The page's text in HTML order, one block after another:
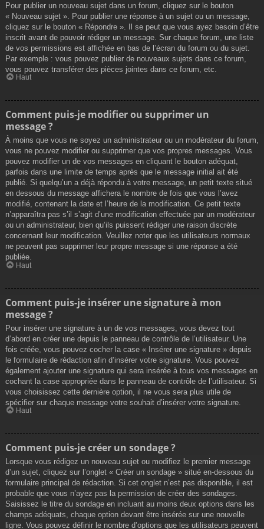
Pour publier un nouveau sujet dans un forum, cliquez sur le bouton
« Nouveau sujet ». Pour publier une réponse à un sujet ou un message,
cliquez sur le bouton « Répondre ». Il se peut que vous ayez besoin d’être
inscrit avant de pouvoir rédiger un message. Sur chaque forum, une liste
de vos permissions est affichée en bas de l’écran du forum ou du sujet.
Par exemple : vous pouvez publier de nouveaux sujets dans ce forum,
vous pouvez transférer des pièces jointes dans ce forum, etc.
Haut
Comment puis-je modifier ou supprimer un
message ?
À moins que vous ne soyez un administrateur ou un modérateur du forum,
vous ne pouvez modifier ou supprimer que vos propres messages. Vous
pouvez modifier un de vos messages en cliquant le bouton adéquat,
parfois dans une limite de temps après que le message initial ait été
publié. Si quelqu’un a déjà répondu à votre message, un petit texte situé
en dessous du message affichera le nombre de fois que vous l’avez
modifié, contenant la date et l’heure de la modification. Ce petit texte
n’apparaîtra pas s’il s’agit d’une modification effectuée par un modérateur
ou un administrateur, bien qu’ils puissent rédiger une raison discrète
concernant leur modification. Veuillez noter que les utilisateurs normaux
ne peuvent pas supprimer leur propre message si une réponse a été
publiée.
Haut
Comment puis-je insérer une signature à mon
message ?
Pour insérer une signature à un de vos messages, vous devez tout
d’abord en créer une depuis le panneau de contrôle de l’utilisateur. Une
fois créée, vous pouvez cocher la case « Insérer une signature » depuis
le formulaire de rédaction afin d’insérer votre signature. Vous pouvez
également ajouter une signature qui sera insérée à tous vos messages en
cochant la case appropriée dans le panneau de contrôle de l’utilisateur. Si
vous choisissez cette dernière option, il ne vous sera plus utile de
spécifier sur chaque message votre souhait d’insérer votre signature.
Haut
Comment puis-je créer un sondage ?
Lorsque vous rédigez un nouveau sujet ou modifiez le premier message
d’un sujet, cliquez sur l’onglet « Créer un sondage » situé en-dessous du
formulaire principal de rédaction. Si cet onglet n’est pas disponible, il est
probable que vous n’ayez pas la permission de créer des sondages.
Saisissez le titre du sondage en incluant au moins deux options dans les
champs adéquats, chaque option devant être insérée sur une nouvelle
ligne. Vous pouvez définir le nombre d’options que les utilisateurs peuvent